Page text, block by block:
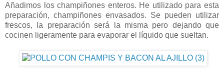
Añadimos los champiñones enteros. He utilizado para esta
preparación, champiñones envasados. Se pueden utilizar
frescos, la preparación será la misma pero dejando que
cocinen ligeramente para evaporar el líquido que sueltan.